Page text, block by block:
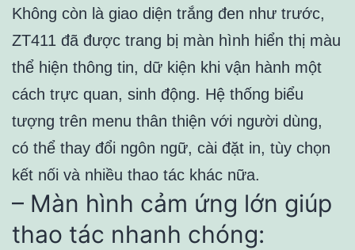
Không còn là giao diện trắng đen như trước,
ZT411 đã được trang bị màn hình hiển thị màu
thể hiện thông tin, dữ kiện khi vận hành một
cách trực quan, sinh động. Hệ thống biểu
tượng trên menu thân thiện với người dùng,
có thể thay đổi ngôn ngữ, cài đặt in, tùy chọn
kết nối và nhiều thao tác khác nữa.
– Màn hình cảm ứng lớn giúp
thao tác nhanh chóng: